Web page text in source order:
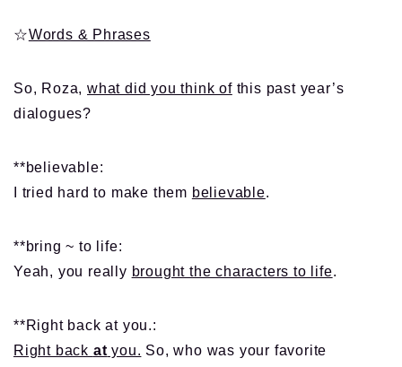
☆Words & Phrases
So, Roza,what did you think ofthis past year’s
dialogues?
**believable:
I tried hard to make them believable.
**bring ~ to life:
Yeah, you really brought the characters to life.
**Right back at you.:
Right back at you. So, who was your favorite